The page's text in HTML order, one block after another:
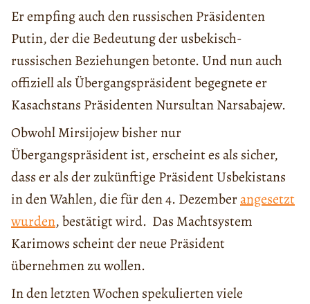
Er empfing auch den russischen Präsidenten
Putin, der die Bedeutung der usbekisch-
russischen Beziehungen betonte. Und nun auch
offiziell als Übergangspräsident begegnete er
Kasachstans Präsidenten Nursultan Narsabajew.
Obwohl Mirsijojew bisher nur
Übergangspräsident ist, erscheint es als sicher,
dass er als der zukünftige Präsident Usbekistans
in den Wahlen, die für den 4. Dezemberangesetzt
wurden, bestätigt wird. Das Machtsystem
Karimows scheint der neue Präsident
übernehmen zu wollen.
In den letzten Wochen spekulierten viele